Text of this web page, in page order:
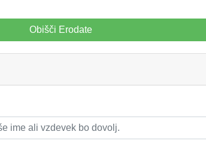
Obišči Erodate